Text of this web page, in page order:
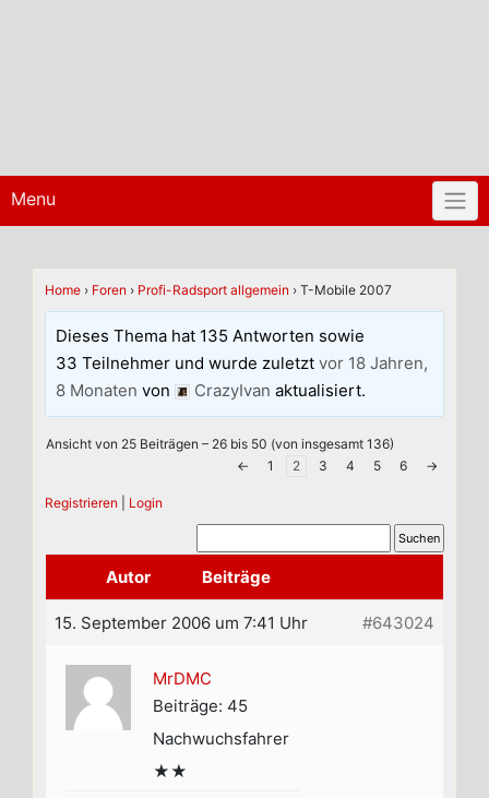
Menu
Home › Foren › Profi-Radsport allgemein › T-Mobile 2007
Dieses Thema hat 135 Antworten sowie
33 Teilnehmer und wurde zuletztvor 18 Jahren,
8 Monaten von CrazyIvan aktualisiert.
Ansicht von 25 Beiträgen – 26 bis 50 (von insgesamt 136)
←
1 2 3 4 5 6 →
Registrieren Login
Autor Beiträge
15. September 2006 um 7:41 Uhr #643024
MrDMC
Beiträge: 45
Nachwuchsfahrer
★★